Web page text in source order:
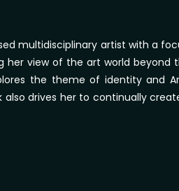
multidisciplinary artist with a
her view of the art world
the theme of identity and
also drives her to continually